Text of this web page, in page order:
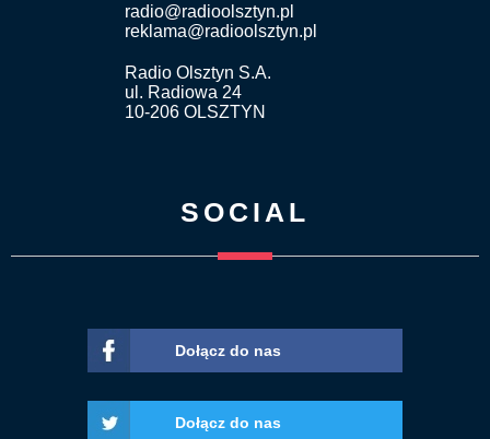
radio@radioolsztyn.pl
reklama@radioolsztyn.pl
Radio Olsztyn S.A.
ul. Radiowa 24
10-206 OLSZTYN
SOCIAL
Dołącz do nas
Dołącz do nas